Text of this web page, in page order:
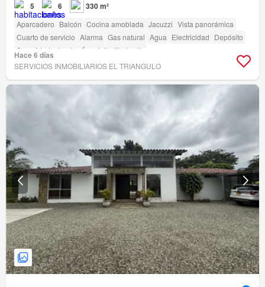
5 6 330 m²
Aparcadero Balcón Cocina amoblada Jacuzzi Vista panorámica
Cuarto de servicio Alarma Gas natural Agua Electricidad Depósito
Seguridad privada
Área infantil Jardín
Hace 6 días
SERVICIOS INMOBILIARIOS EL TRIANGULO